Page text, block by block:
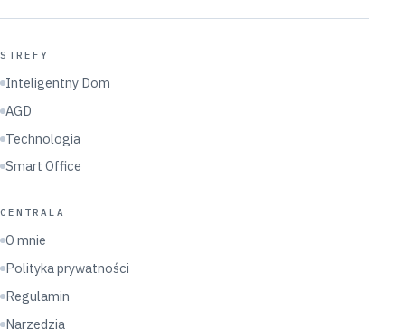
STREFY
Inteligentny Dom
AGD
Technologia
Smart Office
CENTRALA
O mnie
Polityka prywatności
Regulamin
Narzędzia